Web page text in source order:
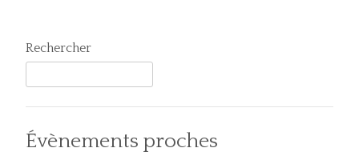
Rechercher
Évènements proches